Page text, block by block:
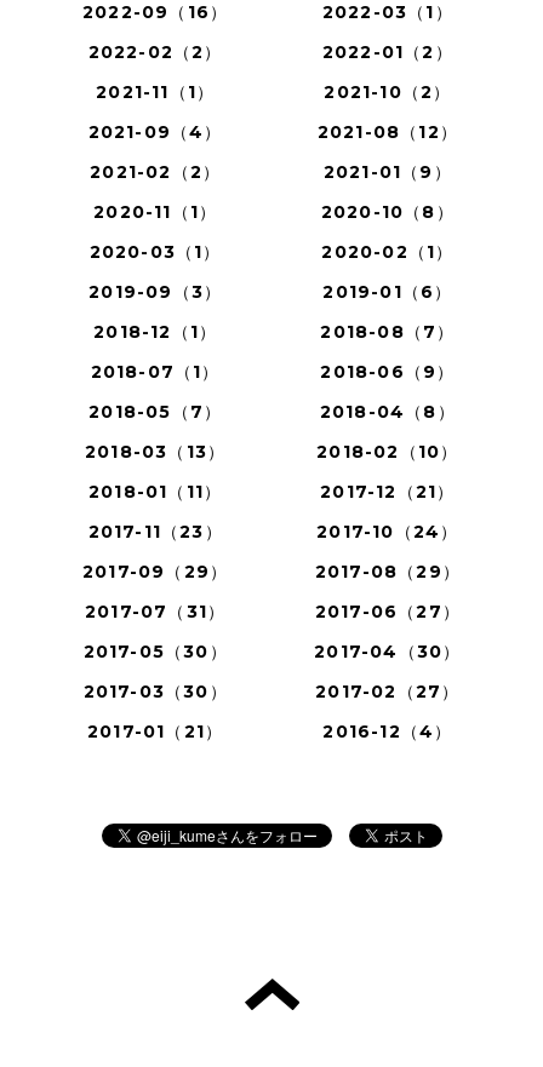
2022-09（16）
2022-03（1）
2022-02（2）
2022-01（2）
2021-11（1）
2021-10（2）
2021-09（4）
2021-08（12）
2021-02（2）
2021-01（9）
2020-11（1）
2020-10（8）
2020-03（1）
2020-02（1）
2019-09（3）
2019-01（6）
2018-12（1）
2018-08（7）
2018-07（1）
2018-06（9）
2018-05（7）
2018-04（8）
2018-03（13）
2018-02（10）
2018-01（11）
2017-12（21）
2017-11（23）
2017-10（24）
2017-09（29）
2017-08（29）
2017-07（31）
2017-06（27）
2017-05（30）
2017-04（30）
2017-03（30）
2017-02（27）
2017-01（21）
2016-12（4）